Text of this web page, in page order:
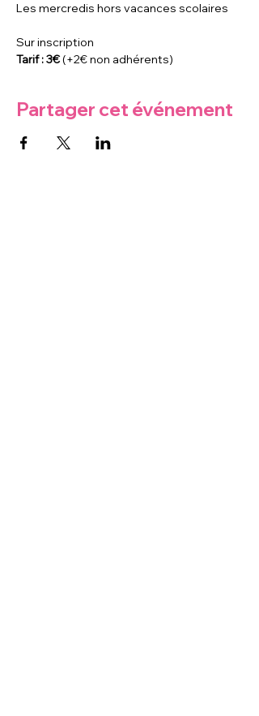
Les mercredis hors vacances scolaires
Sur inscription
Tarif : 3€ (+2€ non adhérents)
Partager cet événement